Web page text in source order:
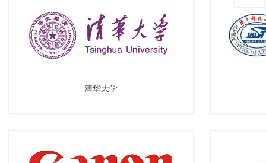
清华大学